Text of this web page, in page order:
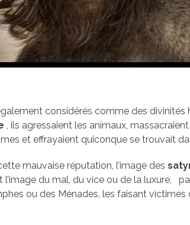
considérés comme des divinités
, ils agressaient les animaux,
et effrayaient quiconque se trouvait
mauvaise réputation, l’image des
l’image du mal, du vice ou de la luxure,
ou des Ménades, les faisant victimes